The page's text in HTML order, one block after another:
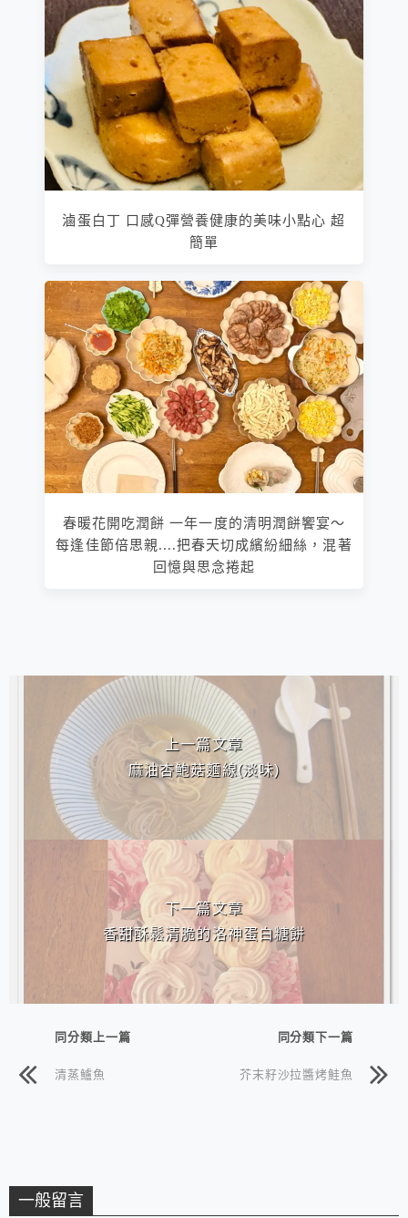
滷蛋白丁 口感Q彈營養健康的美味小點心 超
簡單
春暖花開吃潤餅 一年一度的清明潤餅饗宴～
每逢佳節倍思親....把春天切成繽紛細絲，混著
回憶與思念捲起
上一篇文章
麻油杏鮑菇麵線(淡味)
下一篇文章
香甜酥鬆清脆的洛神蛋白糖餅
同分類上一篇
清蒸鱸魚
同分類下一篇
芥末籽沙拉醬烤鮭魚
一般留言